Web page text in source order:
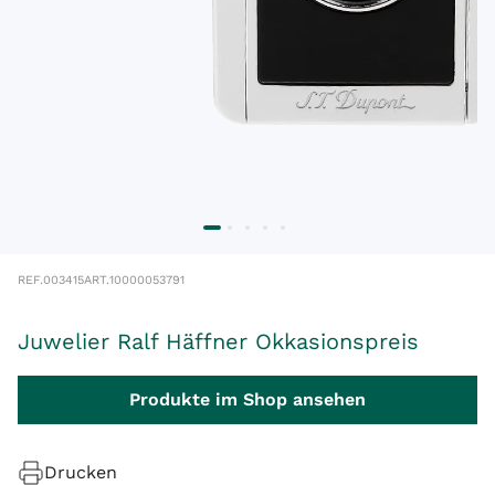
REF.003415ART.10000053791
Juwelier Ralf Häffner Okkasionspreis
Produkte im Shop ansehen
Drucken